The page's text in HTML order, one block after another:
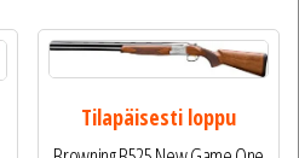
Tilapäisesti loppu